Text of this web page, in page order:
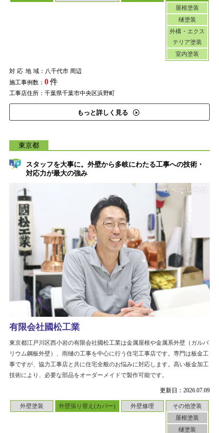
屋根塗装
樋塗装
外構・エクス
テリア塗装
室内塗装
対応地域：八千代市 周辺
施工事例数： 0件
工事店住所：千葉県千葉市中央区浜野町
もっと詳しく見る
東京都
スタッフを大事に。外壁から多岐にわたる工事への技術・
対応力が最大の強み
更新日：2026.07.09
外壁塗装 外壁張り替え(カバー) 外壁修理
その他塗装
屋根塗装
樋塗装
有限会社國松工業
東京都江戸川区西小岩の有限会社國松工業は金属屋根や金属系外壁（ガルバ
リウム鋼板外壁）、雨樋の工事を中心に行う住宅工事店です。専門は板金工
事ですが、協力工事店と共に住宅全般のお悩みに対応します。高い板金加工
技術により、必要な部品をオーダーメイドで製作可能です。